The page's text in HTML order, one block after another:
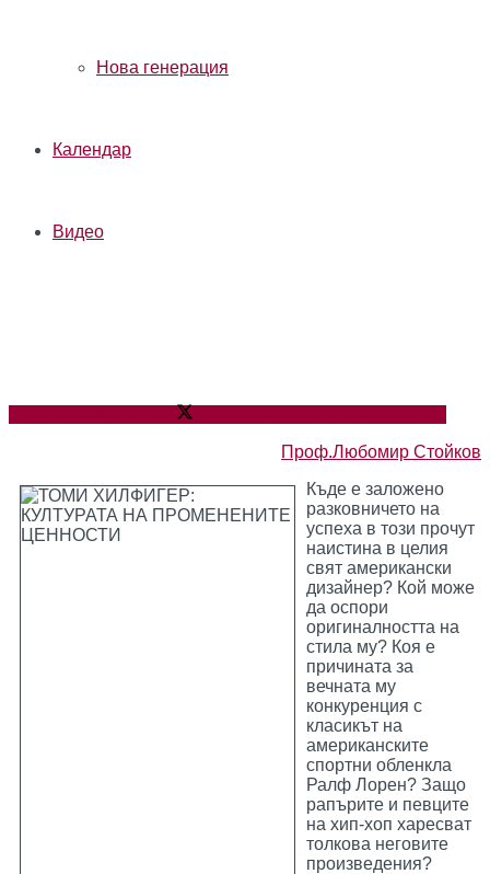
Нова генерация
Календар
Видео
Проф.Любомир Стойков
Къде е заложено
разковничето на
успеха в този прочут
наистина в целия
свят американски
дизайнер? Кой може
да оспори
оригиналността на
стила му? Коя е
причината за
вечната му
конкуренция с
класикът на
американските
спортни обленкла
Ралф Лорен? Защо
рапърите и певците
на хип-хоп харесват
толкова неговите
произведения?